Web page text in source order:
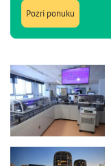
Pozri ponuku